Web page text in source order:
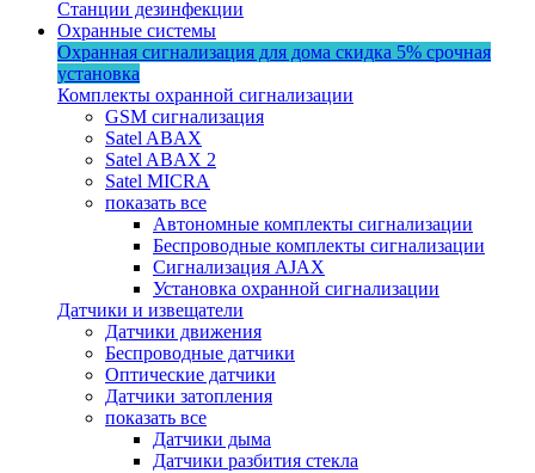
Станции дезинфекции
Охранные системы
Охранная сигнализация для дома скидка 5% срочная
установка
Комплекты охранной сигнализации
GSM сигнализация
Satel ABAX
Satel ABAX 2
Satel MICRA
показать все
Автономные комплекты сигнализации
Беспроводные комплекты сигнализации
Сигнализация AJAX
Установка охранной сигнализации
Датчики и извещатели
Датчики движения
Беспроводные датчики
Оптические датчики
Датчики затопления
показать все
Датчики дыма
Датчики разбития стекла